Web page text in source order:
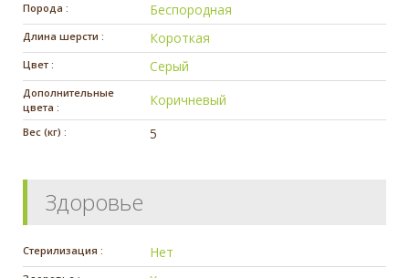
Порода : Беспородная
Длина шерсти : Короткая
Цвет : Серый
Дополнительные
цвета :
Коричневый
Вес (кг) : 5
Здоровье
Стерилизация : Нет